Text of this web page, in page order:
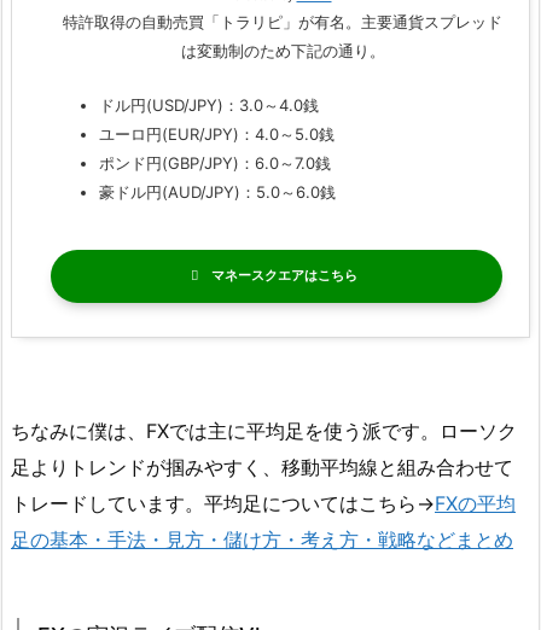
特許取得の自動売買「トラリピ」が有名。主要通貨スプレッド
は変動制のため下記の通り。
ドル円(USD/JPY)：3.0～4.0銭
ユーロ円(EUR/JPY)：4.0～5.0銭
ポンド円(GBP/JPY)：6.0～7.0銭
豪ドル円(AUD/JPY)：5.0～6.0銭
マネースクエア
ちなみに僕は、FXでは主に平均足を使う派です。ローソク
足よりトレンドが掴みやすく、移動平均線と組み合わせて
トレードしています。平均足についてはこちら→FXの平均
足の基本・手法・見方・儲け方・考え方・戦略などまとめ